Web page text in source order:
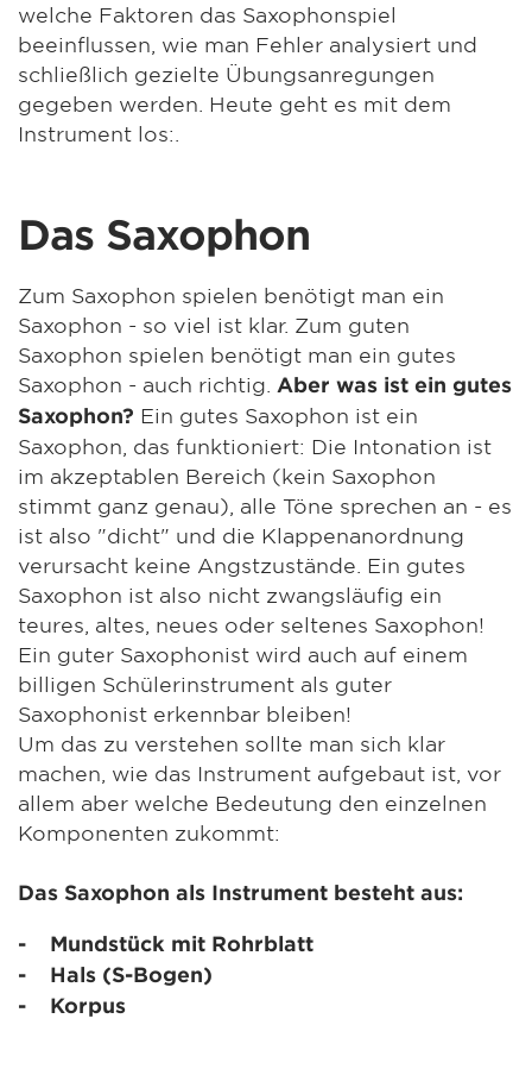
welche Faktoren das Saxophonspiel
beeinflussen, wie man Fehler analysiert und
schließlich gezielte Übungsanregungen
gegeben werden. Heute geht es mit dem
Instrument los:.
Das Saxophon
Zum Saxophon spielen benötigt man ein
Saxophon - so viel ist klar. Zum guten
Saxophon spielen benötigt man ein gutes
Saxophon - auch richtig. Aber was ist ein gutes
Saxophon? Ein gutes Saxophon ist ein
Saxophon, das funktioniert: Die Intonation ist
im akzeptablen Bereich (kein Saxophon
stimmt ganz genau), alle Töne sprechen an - es
ist also "dicht" und die Klappenanordnung
verursacht keine Angstzustände. Ein gutes
Saxophon ist also nicht zwangsläufig ein
teures, altes, neues oder seltenes Saxophon!
Ein guter Saxophonist wird auch auf einem
billigen Schülerinstrument als guter
Saxophonist erkennbar bleiben!
Um das zu verstehen sollte man sich klar
machen, wie das Instrument aufgebaut ist, vor
allem aber welche Bedeutung den einzelnen
Komponenten zukommt:
Das Saxophon als Instrument besteht aus:
- Mundstück mit Rohrblatt
- Hals (S-Bogen)
- Korpus